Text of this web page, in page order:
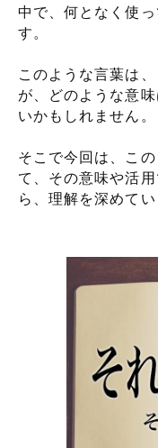
中で、何となく使
す。
このような言葉は
が、どのような意
いかもしれません。
そこで今回は、この
て、その意味や活
ら、理解を深めて